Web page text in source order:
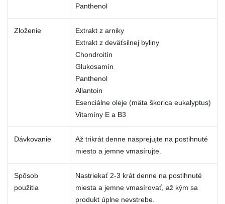
Panthenol
Zloženie
Extrakt z arniky
Extrakt z deväťsilnej byliny
Chondroitín
Glukosamín
Panthenol
Allantoin
Esenciálne oleje (mäta škorica eukalyptus)
Vitamíny E a B3
Dávkovanie
Až trikrát denne nasprejujte na postihnuté
miesto a jemne vmasírujte.
Spôsob
použitia
Nastriekať 2-3 krát denne na postihnuté
miesta a jemne vmasírovať, až kým sa
produkt úplne nevstrebe.